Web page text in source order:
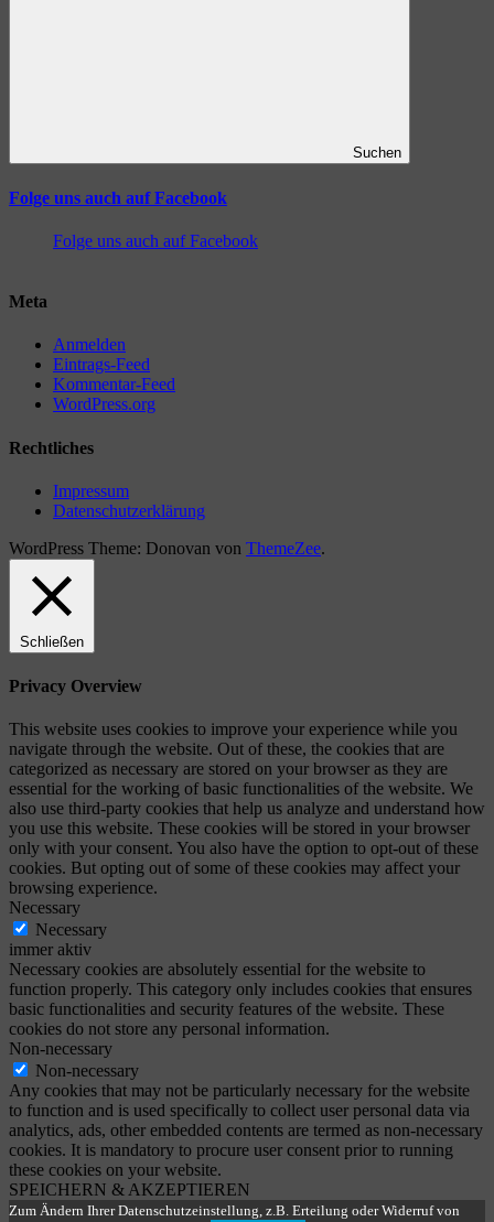
Suchen
Folge uns auch auf Facebook
Folge uns auch auf Facebook
Meta
Anmelden
Eintrags-Feed
Kommentar-Feed
WordPress.org
Rechtliches
Impressum
Datenschutzerklärung
WordPress Theme: Donovan von ThemeZee.
Schließen
Privacy Overview
This website uses cookies to improve your experience while you
navigate through the website. Out of these, the cookies that are
categorized as necessary are stored on your browser as they are
essential for the working of basic functionalities of the website. We
also use third-party cookies that help us analyze and understand how
you use this website. These cookies will be stored in your browser
only with your consent. You also have the option to opt-out of these
cookies. But opting out of some of these cookies may affect your
browsing experience.
Necessary
Necessary
immer aktiv
Necessary cookies are absolutely essential for the website to
function properly. This category only includes cookies that ensures
basic functionalities and security features of the website. These
cookies do not store any personal information.
Non-necessary
Non-necessary
Any cookies that may not be particularly necessary for the website
to function and is used specifically to collect user personal data via
analytics, ads, other embedded contents are termed as non-necessary
cookies. It is mandatory to procure user consent prior to running
these cookies on your website.
SPEICHERN & AKZEPTIEREN
Zum Ändern Ihrer Datenschutzeinstellung, z.B. Erteilung oder Widerruf von